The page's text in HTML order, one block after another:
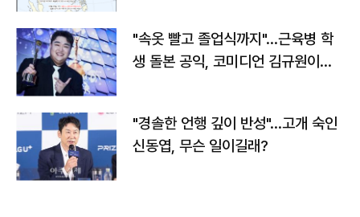
"속옷 빨고 졸업식까지"…근육병 학
생 돌본 공익, 코미디언 김규원이었
"경솔한 언행 깊이 반성"…고개 숙인
신동엽, 무슨 일이길래?